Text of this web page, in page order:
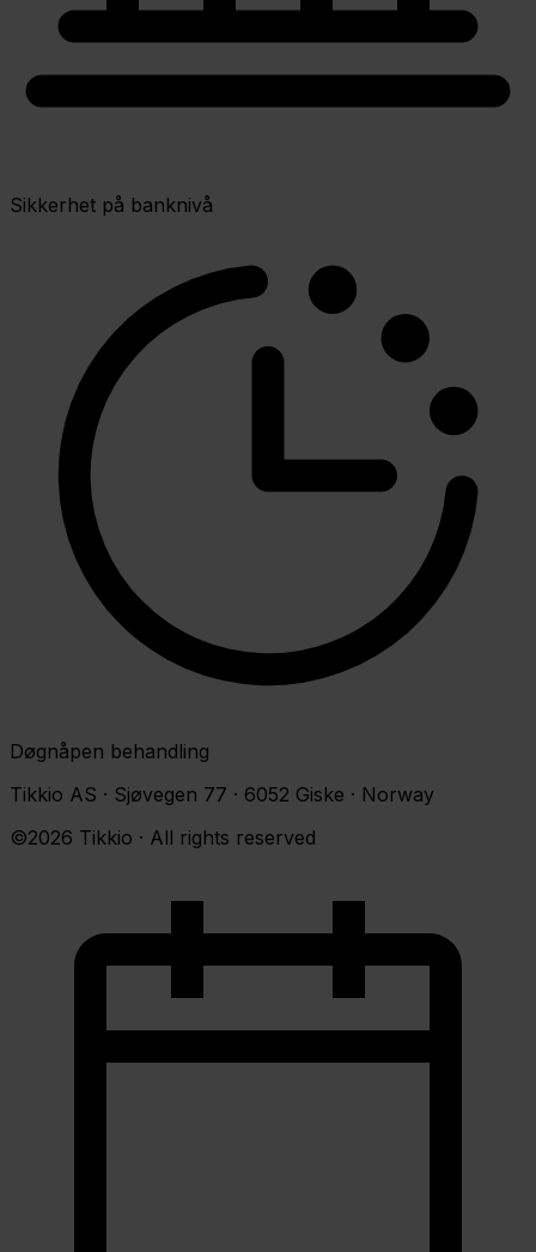
Sikkerhet på banknivå
Døgnåpen behandling
Tikkio AS · Sjøvegen 77 · 6052 Giske · Norway
©2026 Tikkio · All rights reserved